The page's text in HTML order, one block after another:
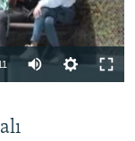
Auto